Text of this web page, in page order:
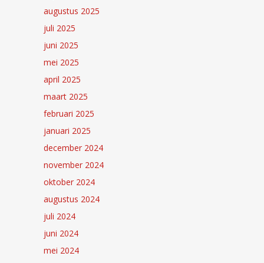
augustus 2025
juli 2025
juni 2025
mei 2025
april 2025
maart 2025
februari 2025
januari 2025
december 2024
november 2024
oktober 2024
augustus 2024
juli 2024
juni 2024
mei 2024